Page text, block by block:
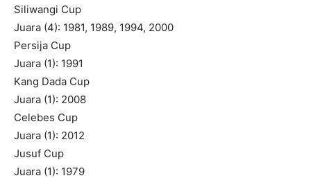
Siliwangi Cup
Juara (4): 1981, 1989, 1994, 2000
Persija Cup
Juara (1): 1991
Kang Dada Cup
Juara (1): 2008
Celebes Cup
Juara (1): 2012
Jusuf Cup
Juara (1): 1979